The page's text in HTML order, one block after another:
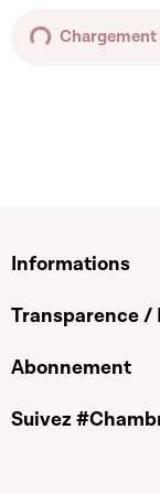
Informations
Transparence /
Abonnement
Suivez